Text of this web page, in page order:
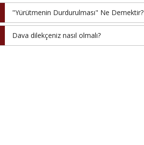
"Yürütmenin Durdurulması" Ne Demektir?
Dava dilekçeniz nasıl olmalı?